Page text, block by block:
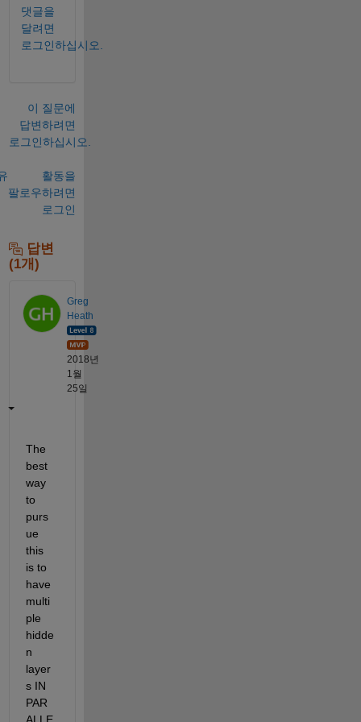
댓글을
달려면
로그인하십시오.
이 질문에
답변하려면
로그인하십시오.
활동을
팔로우하려면
로그인
답변
(1개)
Greg
Heath
2018년
1월
25일
The
best
way
to
purs
ue
this
is to
have
multi
ple
hidde
n
layer
s IN
PAR